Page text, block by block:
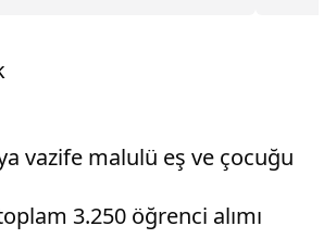
vazife malulü eş ve çocuğu
3.250 öğrenci alımı